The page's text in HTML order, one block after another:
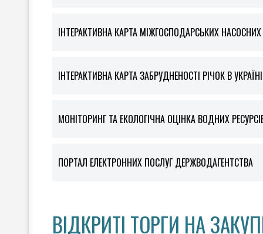
ІНТЕРАКТИВНА КАРТА МІЖГОСПОДАРСЬКИХ
ІНТЕРАКТИВНА КАРТА ЗАБРУДНЕНОСТІ РІЧОК В УКРАЇНІ
МОНІТОРИНГ ТА ЕКОЛОГІЧНА ОЦІНКА ВОДНИХ
ПОРТАЛ ЕЛЕКТРОННИХ ПОСЛУГ ДЕРЖВОДАГЕНТСТВА
ВІДКРИТІ ТОРГИ НА